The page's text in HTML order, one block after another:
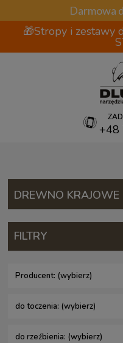
Darmowa
🎁Stropy i zestawy
+48
DREWNO KRAJOWE
FILTRY
Producent: (wybierz)
do toczenia: (wybierz)
do rzeźbienia: (wybierz)